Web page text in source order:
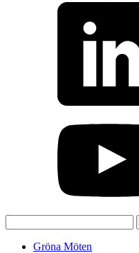
efter:
Gröna Möten